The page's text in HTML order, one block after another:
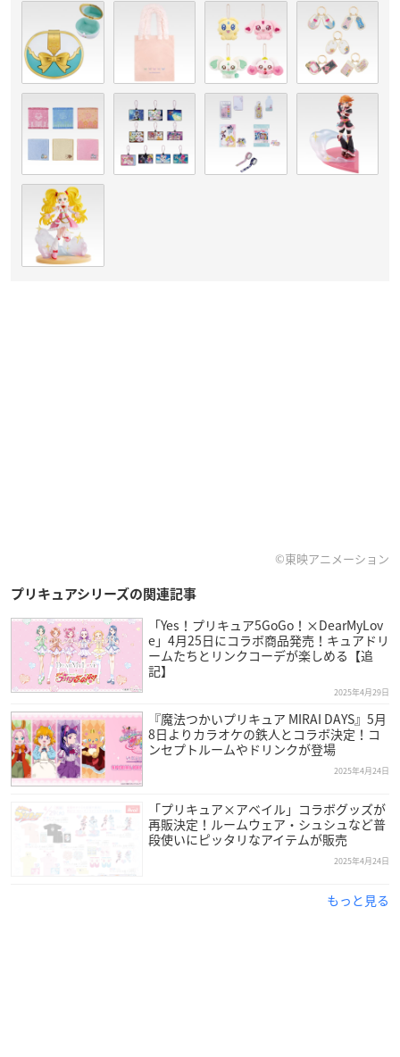
©東映アニメーション
プリキュアシリーズの関連記事
「Yes！プリキュア5GoGo！×DearMyLov
e」4月25日にコラボ商品発売！キュアドリ
ームたちとリンクコーデが楽しめる【追
記】
2025年4月29日
『魔法つかいプリキュア MIRAI DAYS』5月
8日よりカラオケの鉄人とコラボ決定！コ
ンセプトルームやドリンクが登場
2025年4月24日
「プリキュア×アベイル」コラボグッズが
再販決定！ルームウェア・シュシュなど普
段使いにピッタリなアイテムが販売
2025年4月24日
もっと見る